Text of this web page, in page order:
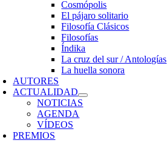
Cosmópolis
El pájaro solitario
Filosofía Clásicos
Filosofías
Índika
La cruz del sur / Antologías
La huella sonora
AUTORES
ACTUALIDAD
NOTICIAS
AGENDA
VÍDEOS
PREMIOS